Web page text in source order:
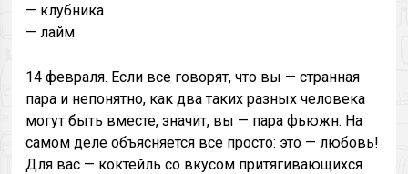
— клубника
— лайм
14 февраля. Если все говорят, что вы — странная
пара и непонятно, как два таких разных человека
могут быть вместе, значит, вы — пара фьюжн. На
самом деле объясняется все просто: это — любовь!
Для вас — коктейль со вкусом притягивающихся